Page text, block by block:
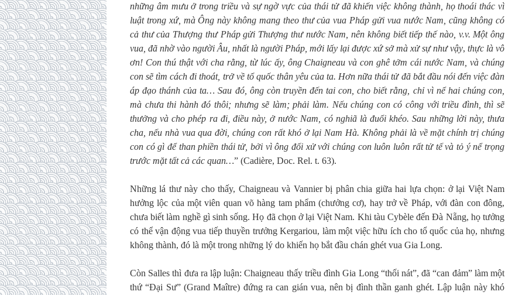
những âm mưu ở trong triều và sự ngờ vực của thái tử đã khiến việc không thành, họ thoái thác vì
luật trong xứ, mà Ông này không mang theo thư của vua Pháp gửi vua nước Nam, cũng không có
cả thư của Thượng thư Pháp gửi Thượng thư nước Nam, nên không biết tiếp thế nào, v.v. Một ông
vua, đã nhờ vào người Âu, nhất là người Pháp, mới lấy lại được xứ sở mà xử sự như vậy, thực là vô
ơn! Con thú thật với cha rằng, từ lúc ấy, ông Chaigneau và con ghê tởm cái nước Nam, và chúng
con sẽ tìm cách đi thoát, trở về tổ quốc thân yêu của ta. Hơn nữa thái tử đã bắt đầu nói đến việc đàn
áp đạo thánh của ta… Sau đó, ông còn truyền đến tai con, cho biết rằng, chỉ vì nể hai chúng con,
mà chưa thi hành đó thôi; nhưng sẽ làm; phải làm. Nếu chúng con có công với triều đình, thì sẽ
thưởng và cho phép ra đi, điều này, ở nước Nam, có nghiã là đuổi khéo. Sau những lời này, thưa
cha, nếu nhà vua qua đời, chúng con rất khó ở lại Nam Hà. Không phải là về mặt chính trị chúng
con có gì để than phiền thái tử, bởi vì ông đối xử với chúng con luôn luôn rất tử tế và tỏ ý nể trọng
trước mặt tất cả các quan…” (Cadière, Doc. Rel. t. 63).
Những lá thư này cho thấy, Chaigneau và Vannier bị phân chia giữa hai lựa chọn: ở lại Việt Nam
hưởng lộc của một viên quan võ hàng tam phẩm (chưởng cơ), hay trở về Pháp, với đàn con đông,
chưa biết làm nghề gì sinh sống. Họ đã chọn ở lại Việt Nam. Khi tàu Cybèle đến Đà Nẵng, họ tưởng
có thể vận động vua tiếp thuyền trưởng Kergariou, làm một việc hữu ích cho tổ quốc của họ, nhưng
không thành, đó là một trong những lý do khiến họ bắt đầu chán ghét vua Gia Long.
Còn Salles thì đưa ra lập luận: Chaigneau thấy triều đình Gia Long “thối nát”, đã “can đảm” làm một
thứ “Đại Sư” (Grand Maître) đứng ra can gián vua, nên bị đình thần ganh ghét. Lập luận này khó